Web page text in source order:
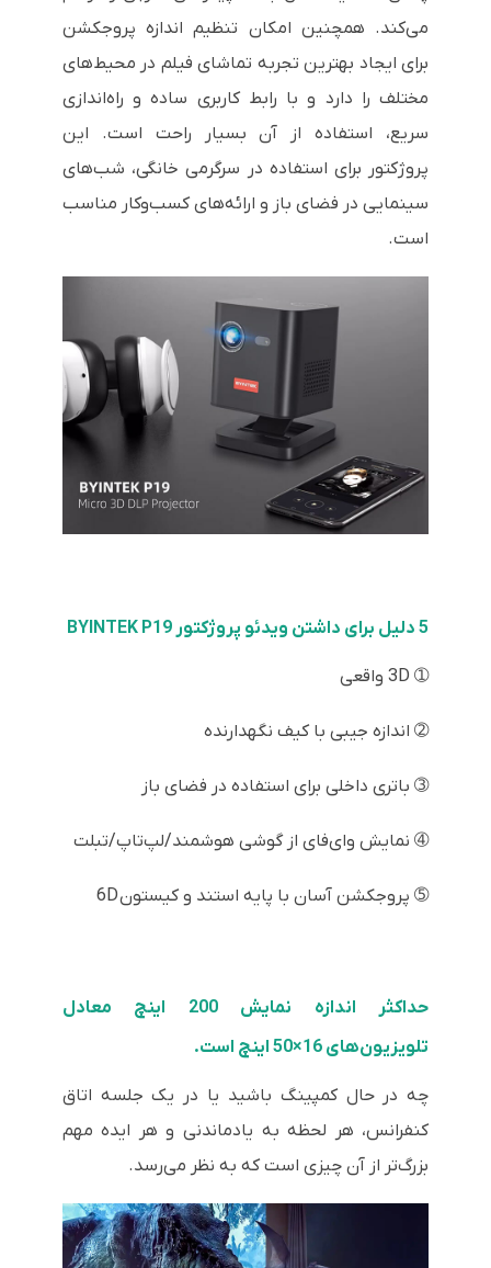
می‌کند. همچنین امکان تنظیم اندازه پروجکشن
برای ایجاد بهترین تجربه تماشای فیلم در محیط‌های
مختلف را دارد و با رابط کاربری ساده و راه‌اندازی
سریع، استفاده از آن بسیار راحت است. این
پروژکتور برای استفاده در سرگرمی خانگی، شب‌های
سینمایی در فضای باز و ارائه‌های کسب‌وکار مناسب
است.
5 دلیل برای داشتن ویدئو پروژکتور BYINTEK P19
➀ 3D واقعی
➁ اندازه جیبی با کیف نگهدارنده
➂ باتری داخلی برای استفاده در فضای باز
➃ نمایش وای‌فای از گوشی هوشمند/لپ‌تاپ/تبلت
➄ پروجکشن آسان با پایه استند و کیستون6D
حداکثر اندازه نمایش 200 اینچ معادل
تلویزیون‌های 16×50 اینچ است.
چه در حال کمپینگ باشید یا در یک جلسه اتاق
کنفرانس، هر لحظه به یادماندنی و هر ایده مهم
بزرگ‌تر از آن چیزی است که به نظر می‌رسد.